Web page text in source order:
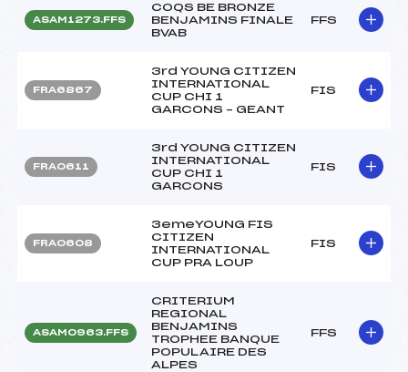
ASAM1273.FFS
COQS BE BRONZE
BENJAMINS FINALE
BVAB
FFS
FRA6867
3rd YOUNG CITIZEN
INTERNATIONAL
CUP CHI 1
GARCONS – GEANT
FIS
FRA0611
3rd YOUNG CITIZEN
INTERNATIONAL
CUP CHI 1
GARCONS
FIS
FRA0608
3emeYOUNG FIS
CITIZEN
INTERNATIONAL
CUP PRA LOUP
FIS
ASAM0963.FFS
CRITERIUM
REGIONAL
BENJAMINS
TROPHEE BANQUE
POPULAIRE DES
ALPES
FFS